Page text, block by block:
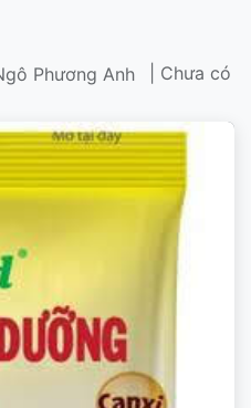
Phương Anh
| Chưa có